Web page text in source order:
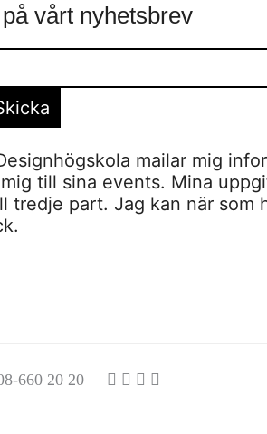
vårt nyhetsbrev
mailar mig
till sina events. Mina
tredje part. Jag kan när som
660 20 20